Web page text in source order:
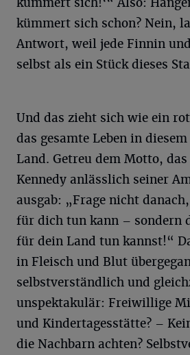
kümmert sich schon? Nein,
Antwort, weil jede Finnin
selbst als ein Stück dieses
Und das zieht sich wie ein
das gesamte Leben in
Land. Getreu dem Motto, das
Kennedy anlässlich seiner
ausgab: „Frage nicht
für dich tun kann – sondern
für dein Land tun kannst!“
in Fleisch und Blut
selbstverständlich und
unspektakulär: Freiwillige
und Kindertagesstätte? –
die Nachbarn achten?